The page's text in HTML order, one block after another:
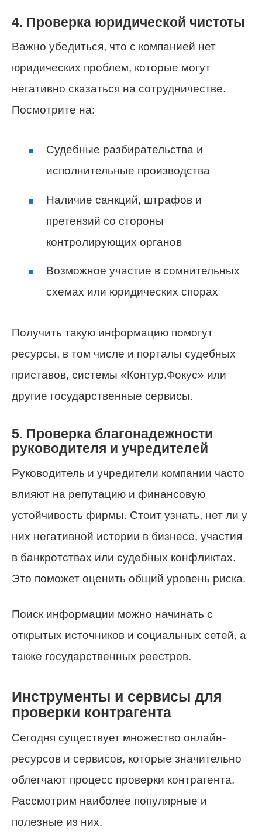
4. Проверка юридической чистоты
Важно убедиться, что с компанией нет
юридических проблем, которые могут
негативно сказаться на сотрудничестве.
Посмотрите на:
Судебные разбирательства и
исполнительные производства
Наличие санкций, штрафов и
претензий со стороны
контролирующих органов
Возможное участие в сомнительных
схемах или юридических спорах
Получить такую информацию помогут
ресурсы, в том числе и порталы судебных
приставов, системы «Контур.Фокус» или
другие государственные сервисы.
5. Проверка благонадежности
руководителя и учредителей
Руководитель и учредители компании часто
влияют на репутацию и финансовую
устойчивость фирмы. Стоит узнать, нет ли у
них негативной истории в бизнесе, участия
в банкротствах или судебных конфликтах.
Это поможет оценить общий уровень риска.
Поиск информации можно начинать с
открытых источников и социальных сетей, а
также государственных реестров.
Инструменты и сервисы для
проверки контрагента
Сегодня существует множество онлайн-
ресурсов и сервисов, которые значительно
облегчают процесс проверки контрагента.
Рассмотрим наиболее популярные и
полезные из них.